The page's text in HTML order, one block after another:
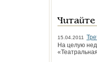
15.04.2011
На целую